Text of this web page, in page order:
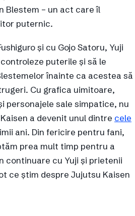
Blestem – un act care îl
puternic.
și cu Gojo Satoru, Yuji
puterile și să le
înainte ca acestea să
Cu grafica uimitoare,
personajele sale simpatice, nu
a devenit unul dintre cele
ani. Din fericire pentru fani,
prea mult timp pentru a
continuare cu Yuji și prietenii
ce știm despre Jujutsu Kaisen